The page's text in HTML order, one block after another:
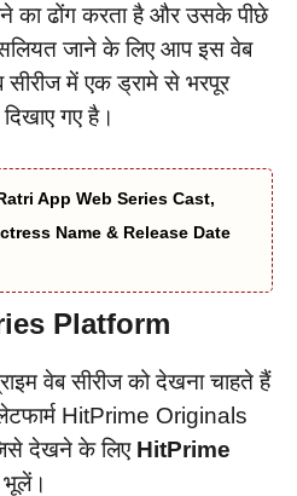
का ढोंग करता है और उसके पीछे
जाने के लिए आप इस वेब
में एक ड्रामे से भरपूर
गए है।
App Web Series Cast,
Name & Release Date
Platform
वेब सीरीज को देखना चाहते हैं
HitPrime Originals
जिसे देखने के लिए HitPrime
भूलें।